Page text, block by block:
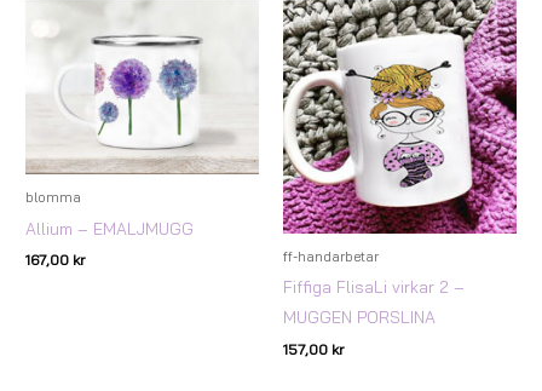
blomma
Allium – EMALJMUGG
167,00 kr ff-handarbetar
Fiffiga FlisaLi virkar 2 –
MUGGEN PORSLINA
157,00 kr